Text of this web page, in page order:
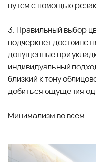
путем с помощью
3. Правильный выбор
подчеркнет
допущенные при
индивидуальный
близкий к тону
добиться ощущения
Минимализм во всем